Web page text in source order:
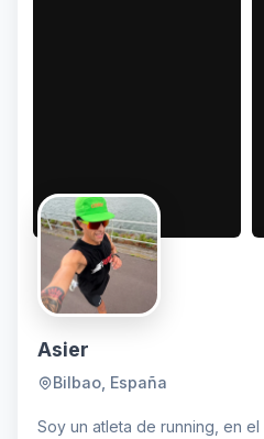
Asier
Bilbao, España
Soy un atleta de running, en